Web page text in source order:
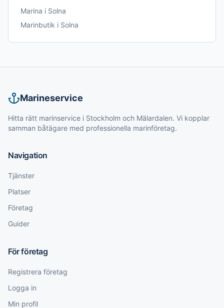
Marina i Solna
Marinbutik i Solna
Marineservice
Hitta rätt marinservice i Stockholm och Mälardalen. Vi kopplar
samman båtägare med professionella marinföretag.
Navigation
Tjänster
Platser
Företag
Guider
För företag
Registrera företag
Logga in
Min profil